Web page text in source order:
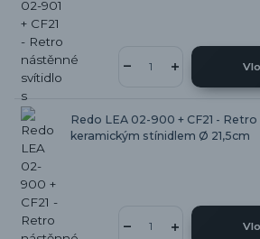
Redo LEA 02-900 + CF21 -
keramickým stínidlem Ø 21,5cm